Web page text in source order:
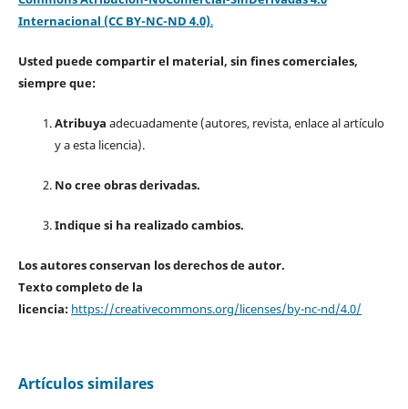
Internacional (CC BY-NC-ND 4.0).
Usted puede compartir el material, sin fines comerciales,
siempre que:
Atribuya adecuadamente (autores, revista, enlace al artículo
y a esta licencia).
No cree obras derivadas.
Indique si ha realizado cambios.
Los autores conservan los derechos de autor.
Texto completo de la
licencia: https://creativecommons.org/licenses/by-nc-nd/4.0/
Artículos similares